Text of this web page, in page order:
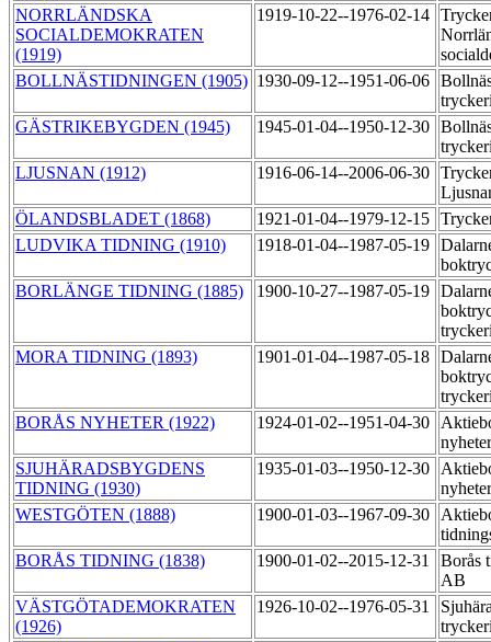
NORRLÄNDSKA
SOCIALDEMOKRATEN
(1919)
1919-10-22--1976-02-14
BOLLNÄSTIDNINGEN (1905) 1930-09-12--1951-06-06
GÄSTRIKEBYGDEN (1945)
1945-01-04--1950-12-30
LJUSNAN (1912)
1916-06-14--2006-06-30
ÖLANDSBLADET (1868)
1921-01-04--1979-12-15
LUDVIKA TIDNING (1910)
1918-01-04--1987-05-19
BORLÄNGE TIDNING (1885)
1900-10-27--1987-05-19
MORA TIDNING (1893)
1901-01-04--1987-05-18
BORÅS NYHETER (1922)
1924-01-02--1951-04-30
SJUHÄRADSBYGDENS
TIDNING (1930)
1935-01-03--1950-12-30
WESTGÖTEN (1888)
1900-01-03--1967-09-30
BORÅS TIDNING (1838)
1900-01-02--2015-12-31
Borås
AB
VÄSTGÖTADEMOKRATEN
(1926)
1926-10-02--1976-05-31